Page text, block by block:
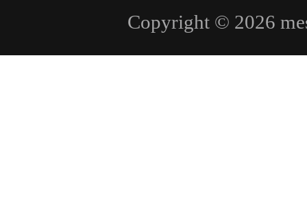
Copyright © 2026